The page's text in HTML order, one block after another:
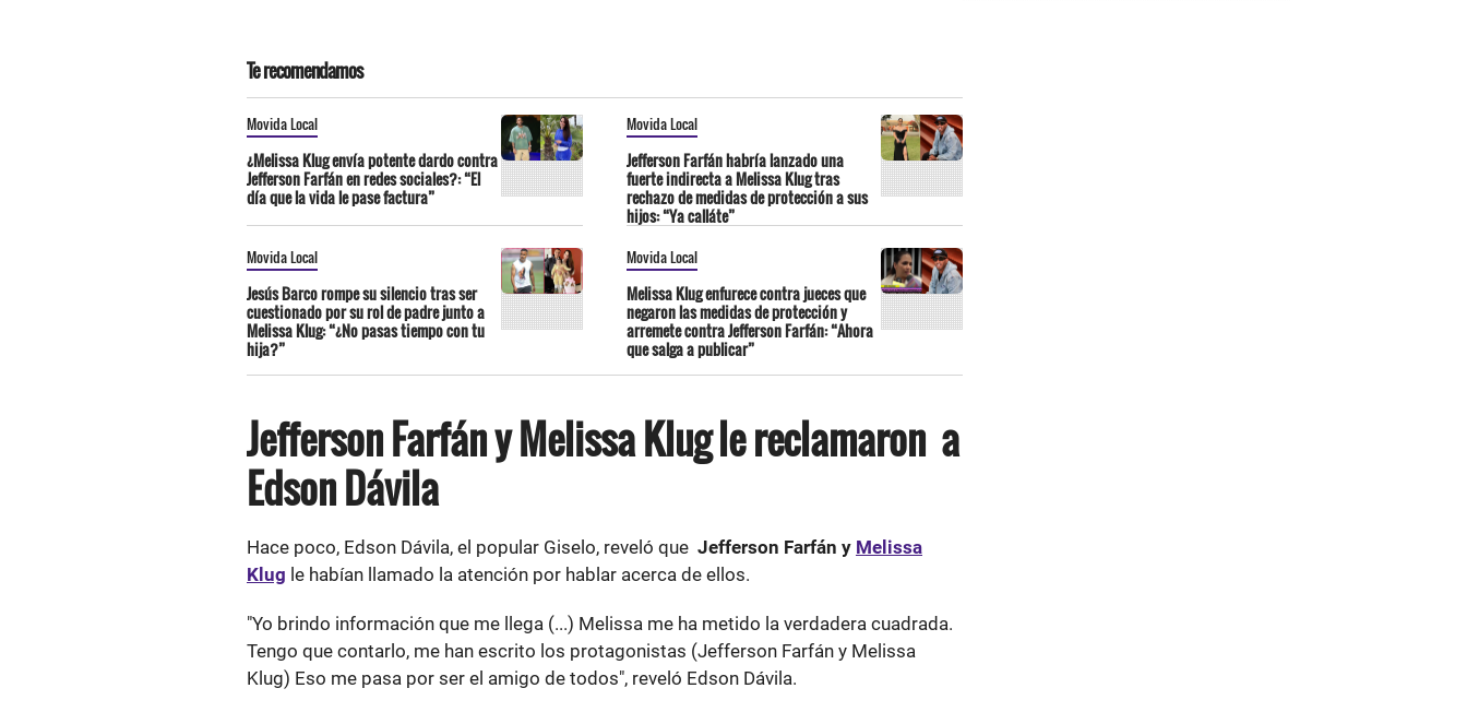
Te recomendamos
Movida Local
¿Melissa Klug envía potente dardo contra
Jefferson Farfán en redes sociales?: “El
día que la vida le pase factura”
Movida Local
Jefferson Farfán habría lanzado una
fuerte indirecta a Melissa Klug tras
rechazo de medidas de protección a sus
hijos: “Ya calláte”
Movida Local
Jesús Barco rompe su silencio tras ser
cuestionado por su rol de padre junto a
Melissa Klug: “¿No pasas tiempo con tu
hija?”
Movida Local
Melissa Klug enfurece contra jueces que
negaron las medidas de protección y
arremete contra Jefferson Farfán: “Ahora
que salga a publicar”
Jefferson Farfán y Melissa Klug le reclamaron a
Edson Dávila
Hace poco, Edson Dávila, el popular Giselo, reveló que Jefferson Farfán y Melissa
Klug le habían llamado la atención por hablar acerca de ellos.
"Yo brindo información que me llega (...) Melissa me ha metido la verdadera cuadrada.
Tengo que contarlo, me han escrito los protagonistas (Jefferson Farfán y Melissa
Klug) Eso me pasa por ser el amigo de todos", reveló Edson Dávila.